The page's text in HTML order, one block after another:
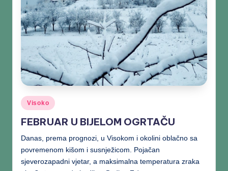
Visoko
FEBRUAR U BIJELOM OGRTAČU
Danas, prema prognozi, u Visokom i okolini oblačno sa
povremenom kišom i susnježicom. Pojačan
sjeverozapadni vjetar, a maksimalna temperatura zraka